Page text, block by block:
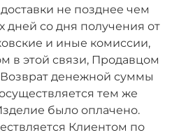
не позднее чем
дней со дня получения от
и иные комиссии,
в этой связи, Продавцом
денежной суммы
тем же
было оплачено.
Клиентом по